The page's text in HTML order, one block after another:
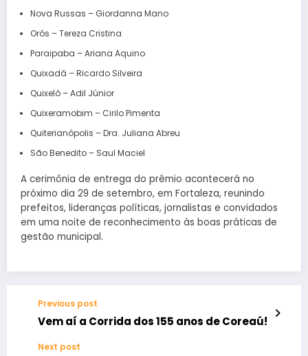
Nova Russas – Giordanna Mano
Orós – Tereza Cristina
Paraipaba – Ariana Aquino
Quixadá – Ricardo Silveira
Quixelô – Adil Júnior
Quixeramobim – Cirilo Pimenta
Quiterianópolis – Dra. Juliana Abreu
São Benedito – Saul Maciel
A cerimônia de entrega do prêmio acontecerá no
próximo dia 29 de setembro, em Fortaleza, reunindo
prefeitos, lideranças políticas, jornalistas e convidados
em uma noite de reconhecimento às boas práticas de
gestão municipal.
Previous post
Vem aí a Corrida dos 155 anos de Coreaú!
Next post